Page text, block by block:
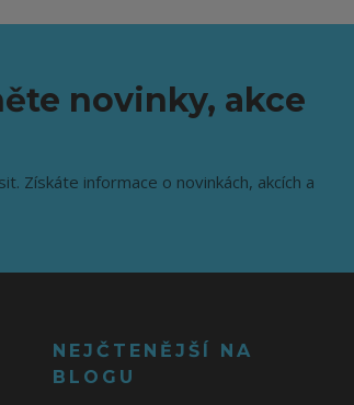
novinky, akce
Získáte informace o novinkách, akcích a
NEJČTENĚJŠÍ NA
BLOGU